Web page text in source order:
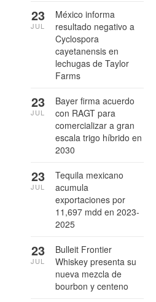
México informa
resultado negativo a
Cyclospora
cayetanensis en
lechugas de Taylor
Farms
23
JUL
Bayer firma acuerdo
con RAGT para
comercializar a gran
escala trigo híbrido en
2030
23
JUL
Tequila mexicano
acumula
exportaciones por
11,697 mdd en 2023-
2025
23
JUL
Bulleit Frontier
Whiskey presenta su
nueva mezcla de
bourbon y centeno
23
JUL